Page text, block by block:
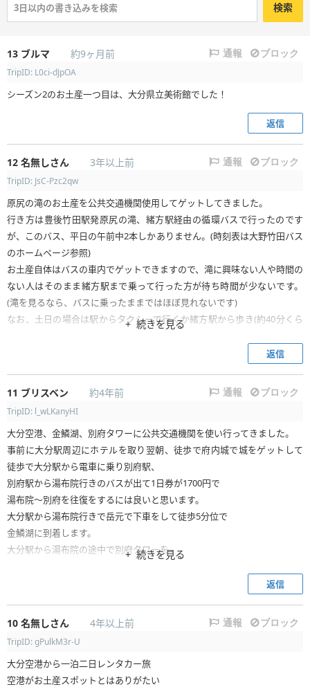
検索
13 ブルマ 約9ヶ月前 通報 ブロック
TripID: L0ci-dJpOA
シーズン2のお土産一つ目は、大分県立美術館でした！
返信
12 名無しさん 3年以上前 通報 ブロック
TripID: JsC-Pzc2qw
原尻の滝のお土産を公共交通機関使用してゲットしてきました。
行き方は豊後竹田駅発原尻の滝、緒方駅経由の循環バスで行ったのです
が、このバス、平日の午前中2本しかありません。(時刻表は大野竹田バス
のホームページ参照)
お土産自体はバスの車内でゲットできますので、滝に興味ない人や時間の
ない人はそのまま緒方駅まで乗って行った方が待ち時間が少ないです。
(滝を見るなら、バスに乗ったままではほぼ見れないです)
なお、土日の場合は駅からタクシーで行くか緒方駅から歩き(約40分くら
続きを見る
返信
11 ブリスベン 約4年前 通報 ブロック
TripID: l_wLKanyHI
大分空港、金鱗湖、別府タワーに公共交通機関を使い行ってきました。
事前に大分駅周辺にホテルを取り翌朝、徒歩で府内城で城をゲットして
徒歩で大分駅から電車に乗り別府駅、
別府駅から湯布院行きのバスが出て1日券が1700円で
湯布院～別府を往復をするには良いと思います。
大分駅から湯布院行きで岳元で下車をして徒歩5分位で
金鱗湖に到着します。
大分駅から湯布院の途中で別府タワーを
ットしました。
続きを見る
返信
10 名無しさん 4年以上前 通報 ブロック
TripID: gPulkM3r-U
大分空港から一泊二日レンタカー旅
空港がお土産スポットとはありがたい